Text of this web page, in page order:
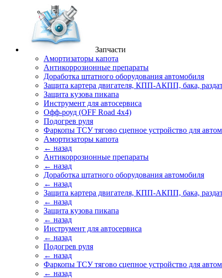
Запчасти
Амортизаторы капота
Антикоррозионные препараты
Доработка штатного оборудования автомобиля
Защита картера двигателя, КПП-АКПП, бака,
Защита кузова пикапа
Инструмент для автосервиса
Офф-роуд (OFF Road 4x4)
Подогрев руля
Фаркопы ТСУ тягово сцепное устройство для
Амортизаторы капота
← назад
Антикоррозионные препараты
← назад
Доработка штатного оборудования автомобиля
← назад
Защита картера двигателя, КПП-АКПП, бака,
← назад
Защита кузова пикапа
← назад
Инструмент для автосервиса
← назад
Подогрев руля
← назад
Фаркопы ТСУ тягово сцепное устройство для
← назад